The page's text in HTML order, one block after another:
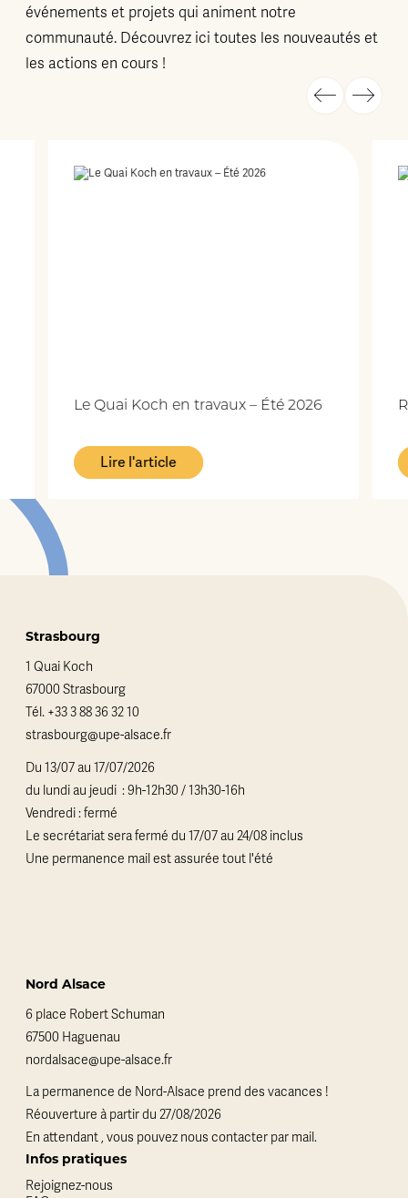
événements et projets qui animent notre
communauté. Découvrez ici toutes les nouveautés et
les actions en cours !
Le Quai Koch en travaux – Été 2026
Lire l'article
Strasbourg
1 Quai Koch
67000 Strasbourg
Tél. +33 3 88 36 32 10
strasbourg@upe-alsace.fr
Du 13/07 au 17/07/2026
du lundi au jeudi : 9h-12h30 / 13h30-16h
Vendredi : fermé
Le secrétariat sera fermé du 17/07 au 24/08 inclus
Une permanence mail est assurée tout l'été
Nord Alsace
6 place Robert Schuman
67500 Haguenau
nordalsace@upe-alsace.fr
La permanence de Nord-Alsace prend des vacances !
Réouverture à partir du 27/08/2026
En attendant , vous pouvez nous contacter par mail.
Infos pratiques
Rejoignez-nous